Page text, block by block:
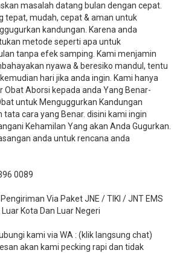
masalah datang bulan dengan cepat.
tepat, mudah, cepat & aman untuk
kandungan. Karena anda
metode seperti apa untuk
tanpa efek samping. Kami menjamin
nyawa & beresiko mandul, tentu
hari jika anda ingin. Kami hanya
Obat Aborsi kepada anda Yang Benar-
untuk Menguggurkan Kandungan
cara yang Benar. disini kami ingin
Kehamilan Yang akan Anda Gugurkan.
anda untuk rencana anda
0089
Via Paket JNE / TIKI / JNT EMS
Luar Kota Dan Luar Negeri
kami via WA : (klik langsung chat)
akan kami pecking rapi dan tidak